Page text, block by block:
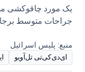
یک مورد چاقوکشی
جراحات متوسط
منبع: پلیس اسرائیل
ای‌دی‌کی‌تی تل‌آویو